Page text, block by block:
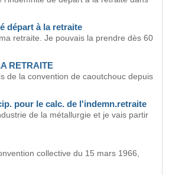
départ à la retraite
retraite. Je pouvais la prendre dès 60
RETRAITE
de la convention de caoutchouc depuis
pour le calc. de l'indemn.retraite
de la métallurgie et je vais partir
collective du 15 mars 1966,